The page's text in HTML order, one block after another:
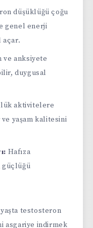
düşüklüğü çoğu
genel enerji
açar.
ve anksiyete
duygusal
aktivitelere
yaşam kalitesini
Hafıza
güçlüğü
testosteron
asgariye indirmek